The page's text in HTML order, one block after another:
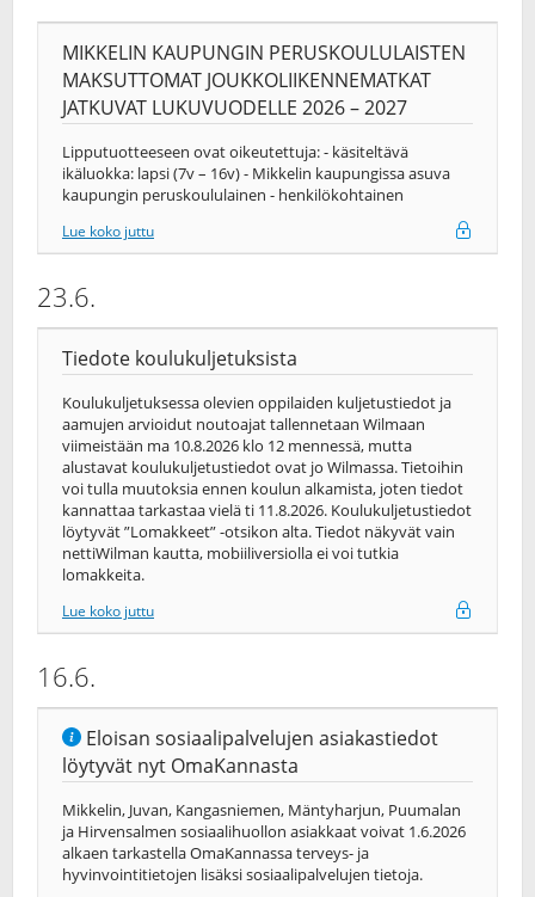
MIKKELIN KAUPUNGIN PERUSKOULULAISTEN
MAKSUTTOMAT JOUKKOLIIKENNEMATKAT
JATKUVAT LUKUVUODELLE 2026 – 2027
Lipputuotteeseen ovat oikeutettuja: - käsiteltävä
ikäluokka: lapsi (7v – 16v) - Mikkelin kaupungissa asuva
kaupungin peruskoululainen - henkilökohtainen
Lue koko juttu
23.6.
Tiedote koulukuljetuksista
Koulukuljetuksessa olevien oppilaiden kuljetustiedot ja
aamujen arvioidut noutoajat tallennetaan Wilmaan
viimeistään ma 10.8.2026 klo 12 mennessä, mutta
alustavat koulukuljetustiedot ovat jo Wilmassa. Tietoihin
voi tulla muutoksia ennen koulun alkamista, joten tiedot
kannattaa tarkastaa vielä ti 11.8.2026. Koulukuljetustiedot
löytyvät ”Lomakkeet” -otsikon alta. Tiedot näkyvät vain
nettiWilman kautta, mobiiliversiolla ei voi tutkia
lomakkeita.
Lue koko juttu
16.6.
Eloisan sosiaalipalvelujen asiakastiedot
löytyvät nyt OmaKannasta
Mikkelin, Juvan, Kangasniemen, Mäntyharjun, Puumalan
ja Hirvensalmen sosiaalihuollon asiakkaat voivat 1.6.2026
alkaen tarkastella OmaKannassa terveys-​ ja
hyvinvointitietojen lisäksi sosiaalipalvelujen tietoja.